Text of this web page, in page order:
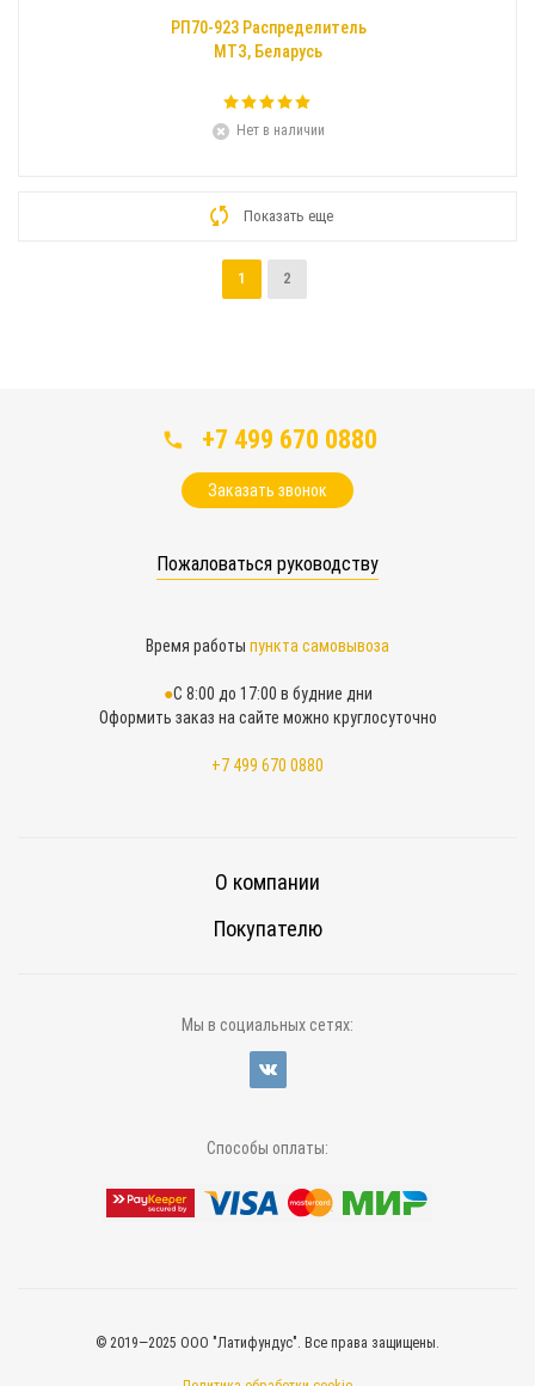
РП70-923 Распределитель
МТЗ, Беларусь
Нет в наличии
Показать еще
1 2
+7 499 670 0880
Заказать звонок
Пожаловаться руководству
Время работы пункта самовывоза
С 8:00 до 17:00 в будние дни
Оформить заказ на сайте можно круглосуточно
+7 499 670 0880
О компании
Покупателю
Мы в социальных сетях:
Способы оплаты:
© 2019—2025 ООО "Латифундус". Все права защищены.